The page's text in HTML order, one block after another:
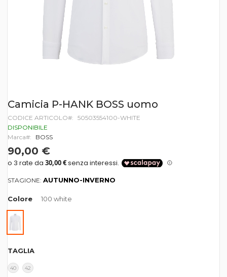
Vai
all'inizio
della
galleria
di
Camicia P-HANK BOSS uomo
CODICE ARTICOLO
50503554100-WHITE
DISPONIBILE
Marca
BOSS
90,00 €
STAGIONE: AUTUNNO-INVERNO
Colore 100 white
TAGLIA
40 42